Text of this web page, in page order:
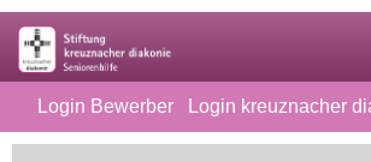
Login Bewerber Login kreuznacher